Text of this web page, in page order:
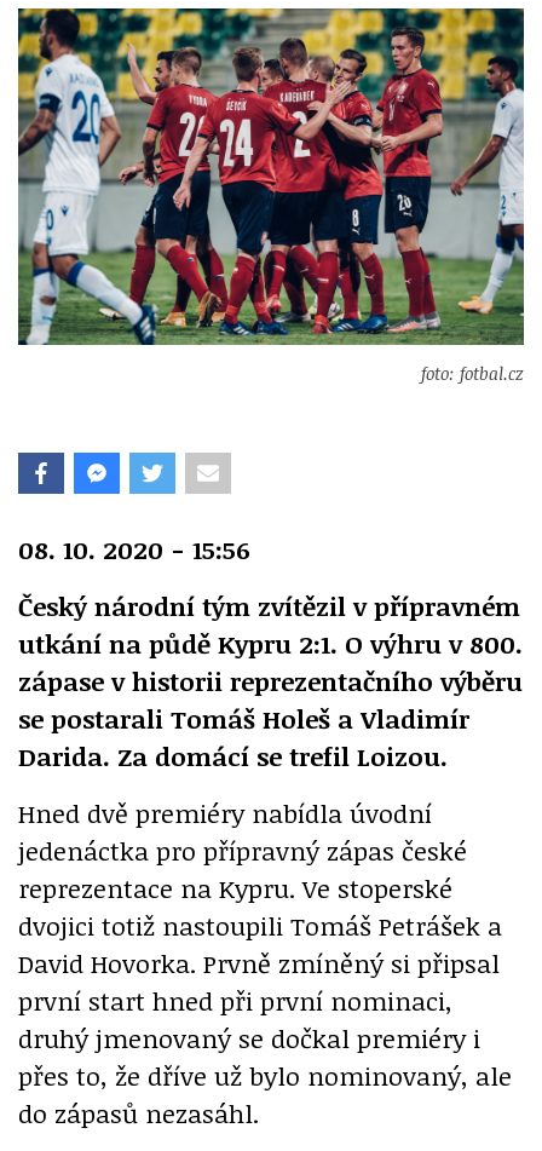
foto: fotbal.cz
08. 10. 2020 - 15:56
Český národní tým zvítězil v přípravném
utkání na půdě Kypru 2:1. O výhru v 800.
zápase v historii reprezentačního výběru
se postarali Tomáš Holeš a Vladimír
Darida. Za domácí se trefil Loizou.
Hned dvě premiéry nabídla úvodní
jedenáctka pro přípravný zápas české
reprezentace na Kypru. Ve stoperské
dvojici totiž nastoupili Tomáš Petrášek a
David Hovorka. Prvně zmíněný si připsal
první start hned při první nominaci,
druhý jmenovaný se dočkal premiéry i
přes to, že dříve už bylo nominovaný, ale
do zápasů nezasáhl.